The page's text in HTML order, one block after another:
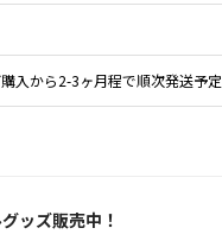
入から2-3ヶ月程で順次発送予定
ッズ販売中！